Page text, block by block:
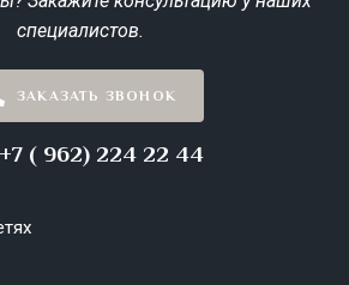
специалистов.
ЗАКАЗАТЬ ЗВОНОК
+7 ( 962) 224 22 44